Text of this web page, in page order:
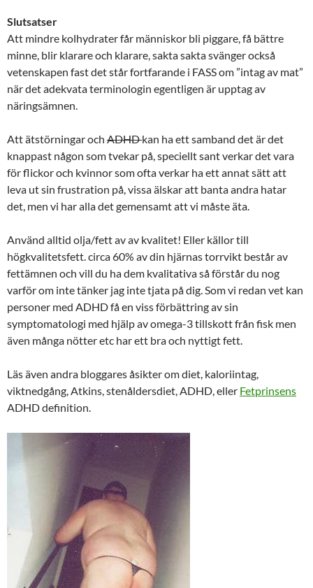
Slutsatser
Att mindre kolhydrater får människor bli piggare, få bättre
minne, blir klarare och klarare, sakta sakta svänger också
vetenskapen fast det står fortfarande i FASS om ”intag av mat”
när det adekvata terminologin egentligen är upptag av
näringsämnen.
Att ätstörningar och ADHDkan ha ett samband det är det
knappast någon som tvekar på, speciellt sant verkar det vara
för flickor och kvinnor som ofta verkar ha ett annat sätt att
leva ut sin frustration på, vissa älskar att banta andra hatar
det, men vi har alla det gemensamt att vi måste äta.
Använd alltid olja/fett av av kvalitet! Eller källor till
högkvalitetsfett. circa 60% av din hjärnas torrvikt består av
fettämnen och vill du ha dem kvalitativa så förstår du nog
varför om inte tänker jag inte tjata på dig. Som vi redan vet kan
personer med ADHD få en viss förbättring av sin
symptomatologi med hjälp av omega-3 tillskott från fisk men
även många nötter etc har ett bra och nyttigt fett.
Läs även andra bloggares åsikter om diet, kaloriintag,
viktnedgång, Atkins, stenåldersdiet, ADHD, eller Fetprinsens
ADHD definition.